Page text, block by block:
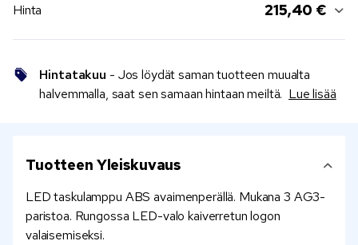
Hinta 215,40 €
Hintatakuu - Jos löydät saman tuotteen muualta
halvemmalla, saat sen samaan hintaan meiltä. Lue lisää
Tuotteen Yleiskuvaus
LED taskulamppu ABS avaimenperällä. Mukana 3 AG3-
paristoa. Rungossa LED-valo kaiverretun logon
valaisemiseksi.